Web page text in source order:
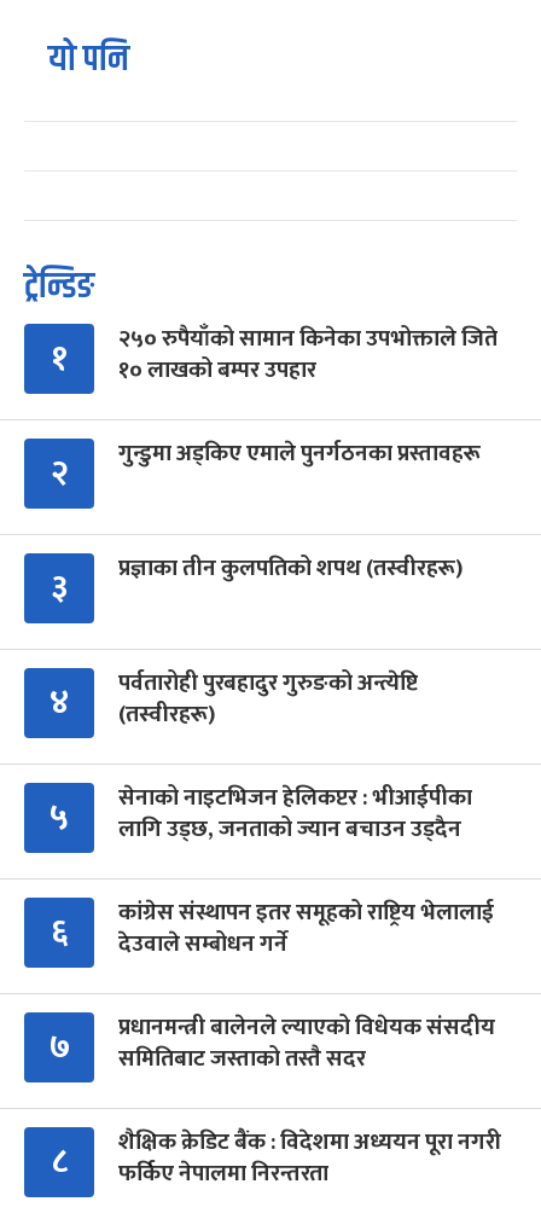
यो पनि
ट्रेन्डिङ
१
२५० रुपैयाँको सामान किनेका उपभोक्ताले जिते
१० लाखको बम्पर उपहार
२ गुन्डुमा अड्किए एमाले पुनर्गठनका प्रस्तावहरू
३ प्रज्ञाका तीन कुलपतिको शपथ (तस्वीरहरू)
४
पर्वतारोही पुरबहादुर गुरुङको अन्त्येष्टि
(तस्वीरहरू)
५
सेनाको नाइटभिजन हेलिकप्टर : भीआईपीका
लागि उड्छ, जनताको ज्यान बचाउन उड्दैन
६
कांग्रेस संस्थापन इतर समूहको राष्ट्रिय भेलालाई
देउवाले सम्बोधन गर्ने
७
प्रधानमन्त्री बालेनले ल्याएको विधेयक संसदीय
समितिबाट जस्ताको तस्तै सदर
८
शैक्षिक क्रेडिट बैंक : विदेशमा अध्ययन पूरा नगरी
फर्किए नेपालमा निरन्तरता